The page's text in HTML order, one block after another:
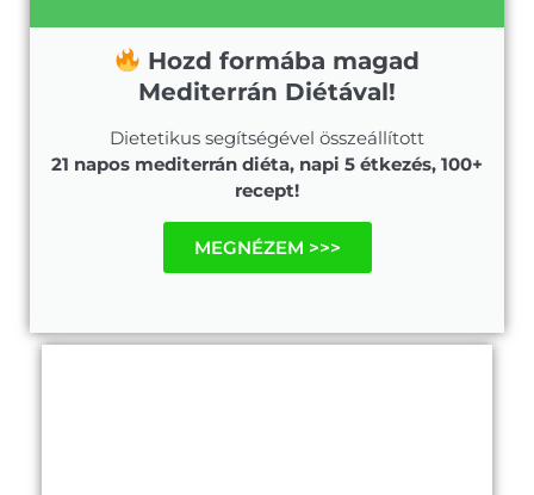
Hozd formába magad
Mediterrán Diétával!
Dietetikus segítségével összeállított
21 napos mediterrán diéta, napi 5 étkezés, 100+
recept!
MEGNÉZEM >>>